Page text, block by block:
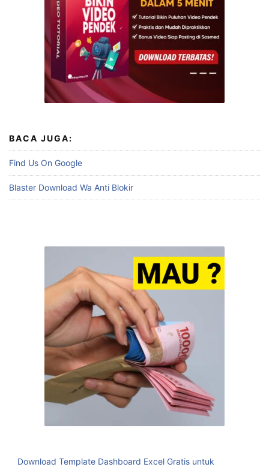
BACA JUGA:
Find Us On Google
Blaster Download Wa Anti Blokir
Download Template Dashboard Excel Gratis untuk